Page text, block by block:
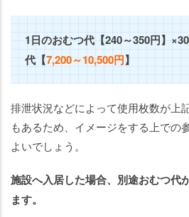
1日のおむつ代【240～350円】
代【7,200～10,500円】
排泄状況などによって使用枚数が上
もあるため、イメージをする上での
よいでしょう。
施設へ入居した場合、別途おむつ代
ます。